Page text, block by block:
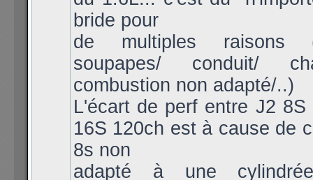
bride pour
de multiples raisons
soupapes/ conduit/
combustion non adapté/..)
L'écart de perf entre J2
16S 120ch est à cause de
8s non
adapté à une